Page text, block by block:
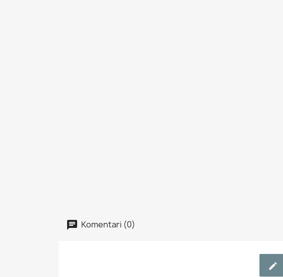
Komentari (0)